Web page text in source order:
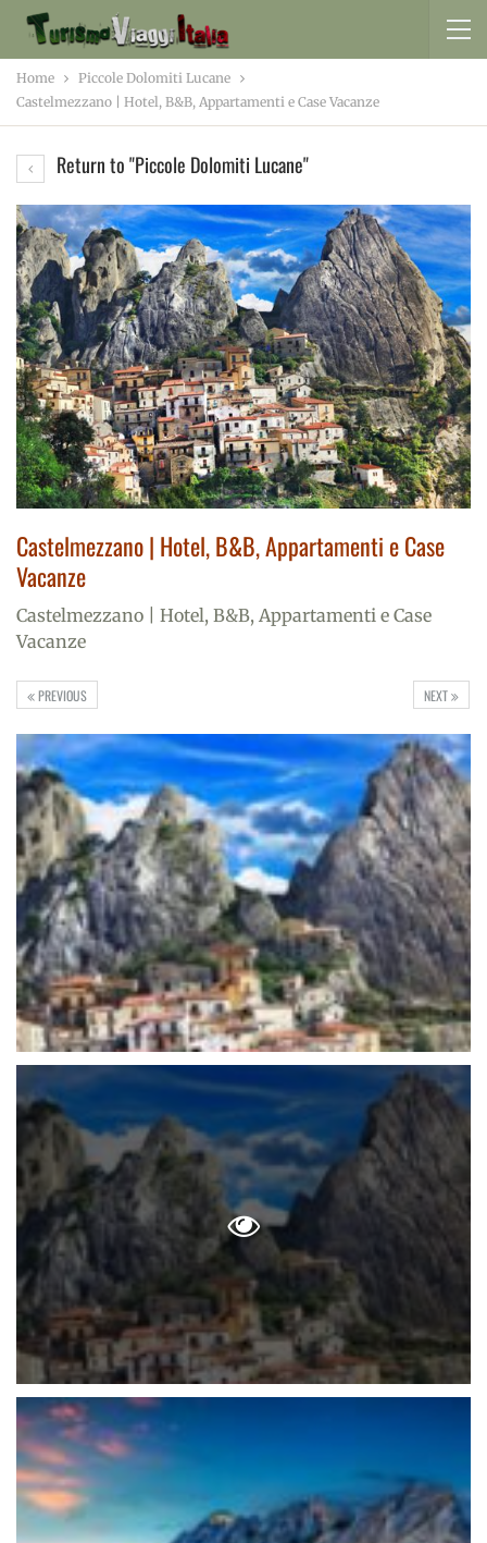
Home
Piccole Dolomiti Lucane
Castelmezzano | Hotel, B&B, Appartamenti e Case Vacanze
Return to "Piccole Dolomiti Lucane"
Castelmezzano | Hotel, B&B, Appartamenti e Case
Vacanze
Castelmezzano | Hotel, B&B, Appartamenti e Case
Vacanze
NEXT
PREVIOUS